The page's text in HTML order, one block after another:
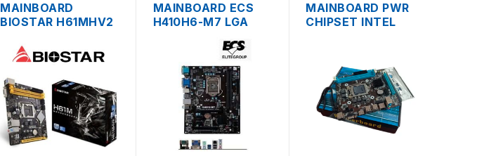
MAINBOARD
BIOSTAR H61MHV2
DDR3 SOCKET
MAINBOARD ECS
H410H6-M7 LGA
VIDEO VGA, HDMI,
4XUSB 3.2, 1XPCI-E,
M.2, PS2
MAINBOARD PWR
CHIPSET INTEL
DDR3, VIDEO VGA
HDMI, 1XPCI, 1XPCI-
E, USB, PS2